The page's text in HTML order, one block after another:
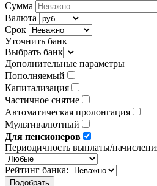
Сумма
Валюта
Срок
Уточнить банк
Выбрать банк
Дополнительные параметры
Пополняемый
Капитализация
Частичное снятие
Автоматическая пролонгация
Мультивалютный
Для пенсионеров
Периодичность выплаты/
Рейтинг банка: